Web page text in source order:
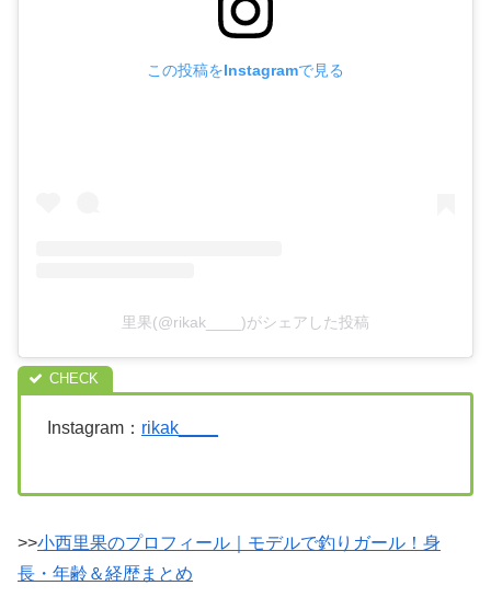
この投稿をInstagramで見る
里果(@rikak____)がシェアした投稿
Instagram： rikak____
>>小西里果のプロフィール｜モデルで釣りガール！身
長・年齢＆経歴まとめ